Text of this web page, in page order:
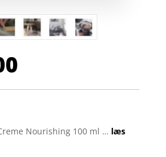
Nourishing 100 ml … læs